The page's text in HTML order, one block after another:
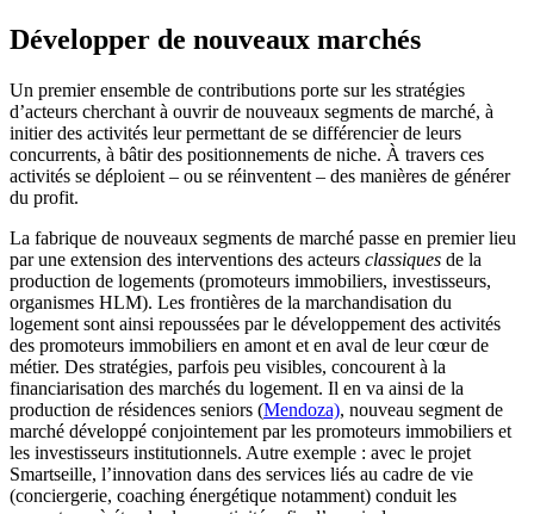
Développer de nouveaux marchés
Un premier ensemble de contributions porte sur les stratégies
d’acteurs cherchant à ouvrir de nouveaux segments de marché, à
initier des activités leur permettant de se différencier de leurs
concurrents, à bâtir des positionnements de niche. À travers ces
activités se déploient – ou se réinventent – des manières de générer
du profit.
La fabrique de nouveaux segments de marché passe en premier lieu
par une extension des interventions des acteurs classiques de la
production de logements (promoteurs immobiliers, investisseurs,
organismes HLM). Les frontières de la marchandisation du
logement sont ainsi repoussées par le développement des activités
des promoteurs immobiliers en amont et en aval de leur cœur de
métier. Des stratégies, parfois peu visibles, concourent à la
financiarisation des marchés du logement. Il en va ainsi de la
production de résidences seniors (Mendoza), nouveau segment de
marché développé conjointement par les promoteurs immobiliers et
les investisseurs institutionnels. Autre exemple : avec le projet
Smartseille, l’innovation dans des services liés au cadre de vie
(conciergerie, coaching énergétique notamment) conduit les